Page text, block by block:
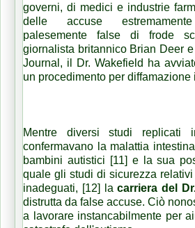
governi, di medici e industrie
delle accuse
palesemente false di frode
giornalista britannico Brian Deer
Journal, il Dr. Wakefield ha
un procedimento per diffamazione
Mentre diversi studi replicati
confermavano la malattia
bambini autistici [11] e la sua
quale gli studi di sicurezza
inadeguati, [12] lacarriera del
distrutta da false accuse. Ciò
a lavorare instancabilmente per